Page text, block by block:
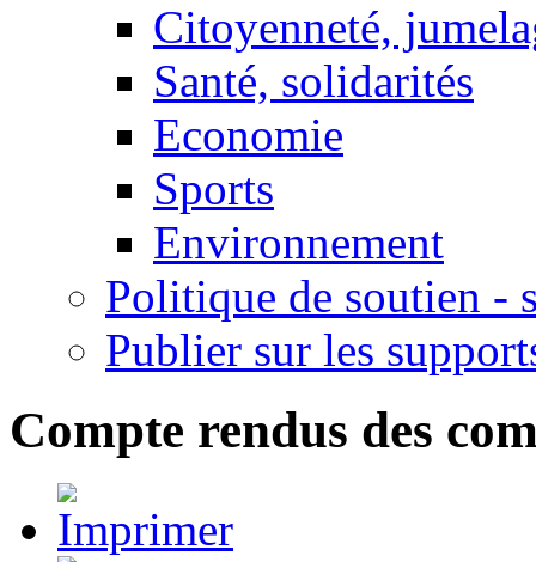
Citoyenneté,
Santé, solidarités
Economie
Sports
Environnement
Politique de soutien -
Publier sur les
Compte rendus des